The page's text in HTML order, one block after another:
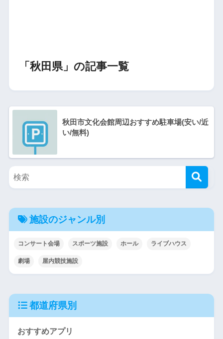
「秋田県」の記事一覧
秋田市文化会館周辺おすすめ駐車場(安い/近
い/無料)
施設のジャンル別
コンサート会場 スポーツ施設 ホール ライブハウス
劇場 屋内競技施設
都道府県別
おすすめアプリ